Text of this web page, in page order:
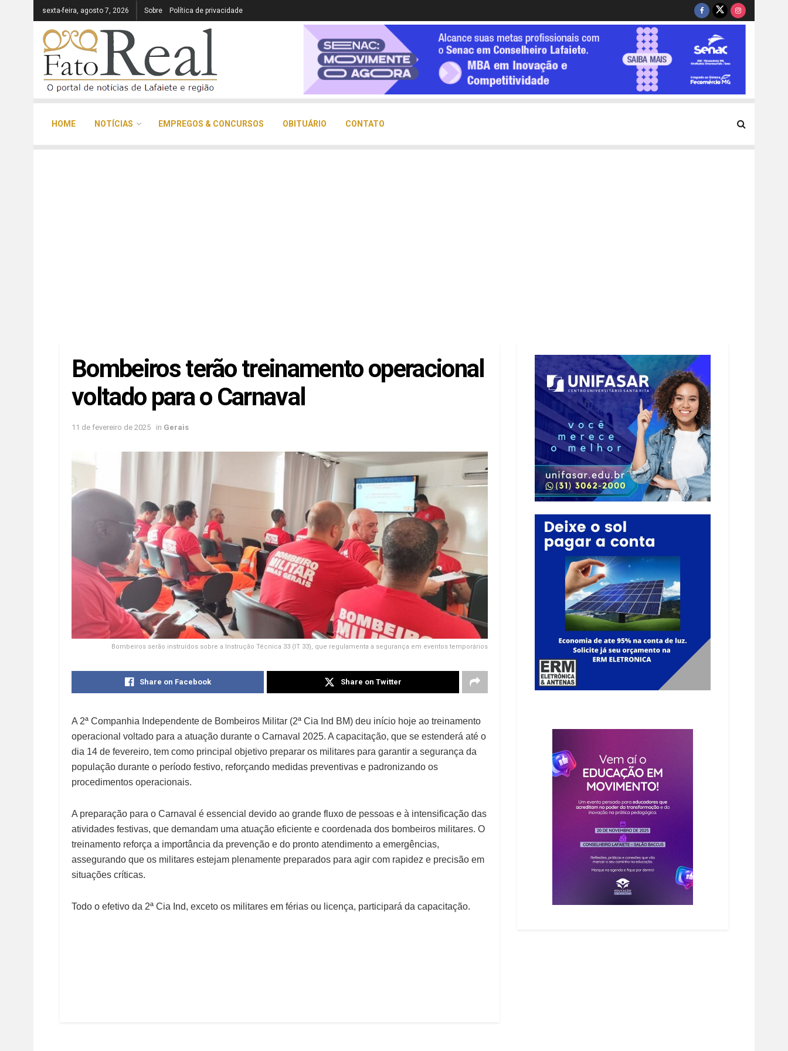
sexta-feira, agosto 7, 2026 Sobre Política de privacidade
HOME NOTÍCIAS EMPREGOS & CONCURSOS OBITUÁRIO CONTATO
Bombeiros terão treinamento operacional
voltado para o Carnaval
11 de fevereiro de 2025 in Gerais
Bombeiros serão instruídos sobre a Instrução Técnica 33 (IT 33), que regulamenta a segurança em eventos temporários
Share on Facebook Share on Twitter
A 2ª Companhia Independente de Bombeiros Militar (2ª Cia Ind BM) deu início hoje ao treinamento
operacional voltado para a atuação durante o Carnaval 2025. A capacitação, que se estenderá até o
dia 14 de fevereiro, tem como principal objetivo preparar os militares para garantir a segurança da
população durante o período festivo, reforçando medidas preventivas e padronizando os
procedimentos operacionais.
A preparação para o Carnaval é essencial devido ao grande fluxo de pessoas e à intensificação das
atividades festivas, que demandam uma atuação eficiente e coordenada dos bombeiros militares. O
treinamento reforça a importância da prevenção e do pronto atendimento a emergências,
assegurando que os militares estejam plenamente preparados para agir com rapidez e precisão em
situações críticas.
Todo o efetivo da 2ª Cia Ind, exceto os militares em férias ou licença, participará da capacitação.